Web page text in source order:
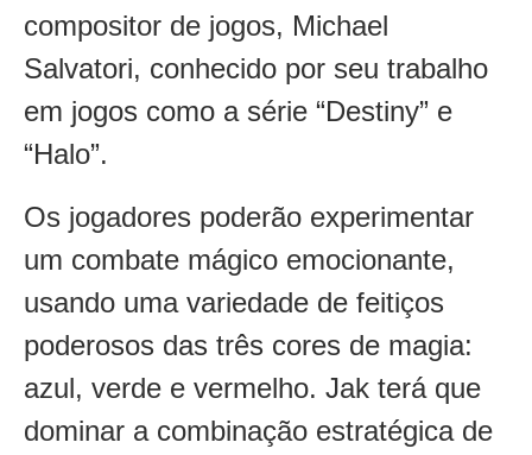
compositor de jogos, Michael
Salvatori, conhecido por seu trabalho
em jogos como a série “Destiny” e
“Halo”.
Os jogadores poderão experimentar
um combate mágico emocionante,
usando uma variedade de feitiços
poderosos das três cores de magia:
azul, verde e vermelho. Jak terá que
dominar a combinação estratégica de